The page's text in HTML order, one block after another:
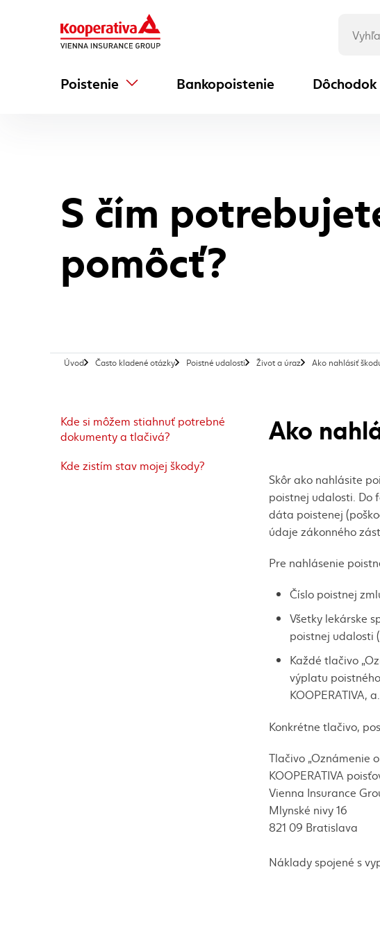
Poistenie Bankopoistenie Dôchodok
(externý
S čím
pomôcť?
Úvod Často kladené otázky Poistné udalosti Život a úraz Ako nahlásiť
Kde si môžem stiahnuť potrebné
dokumenty a tlačivá?
Kde zistím stav mojej škody?
Ako
Skôr ako nahlásite
poistnej udalosti. Do
dáta poistenej
údaje zákonného
Pre nahlásenie
Číslo poistnej
Všetky lekárske
poistnej udalosti
Každé tlačivo
výplatu
KOOPERATIVA,
Konkrétne tlačivo,
Tlačivo „Oznámenie
KOOPERATIVA
Vienna Insurance
Mlynské nivy 16
821 09 Bratislava
Náklady spojené s